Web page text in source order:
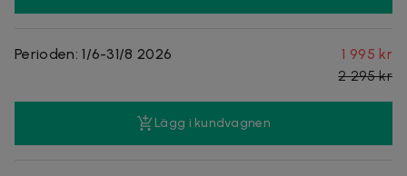
Perioden: 1/6-31/8 2026
1 995 kr
2 295 kr
Lägg i kundvagnen